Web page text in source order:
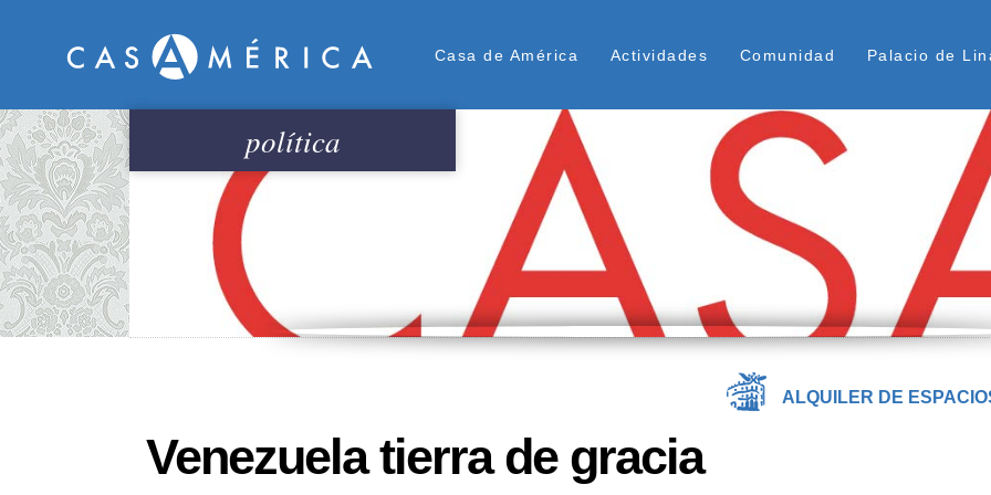
Menú Superior
Casa de América Actividades Comunidad Palacio de
política
ALQUILER DE
Venezuela tierra de gracia